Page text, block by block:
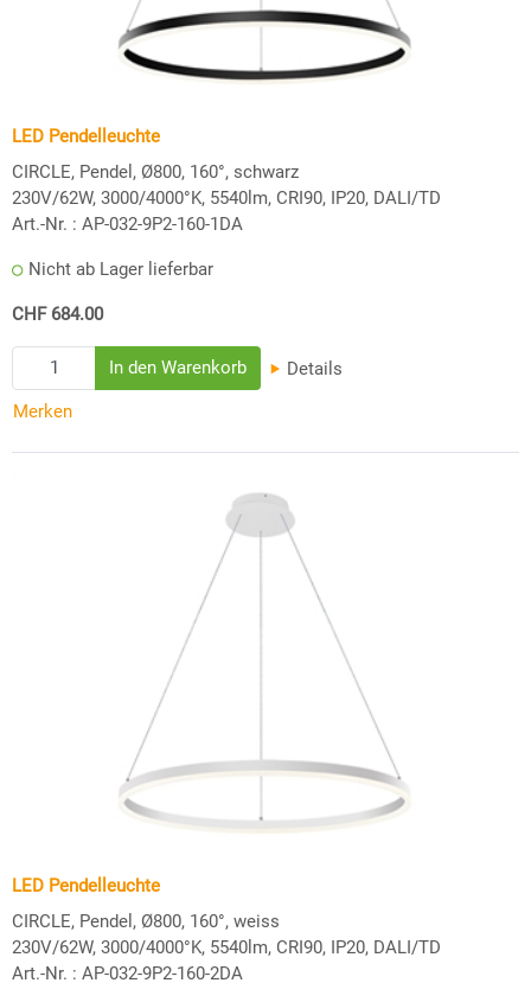
LED Pendelleuchte
CIRCLE, Pendel, Ø800, 160°, schwarz
230V/62W, 3000/4000°K, 5540lm, CRI90, IP20, DALI/TD
Art.-Nr. : AP-032-9P2-160-1DA
Nicht ab Lager lieferbar
CHF 684.00
Details
Merken
LED Pendelleuchte
CIRCLE, Pendel, Ø800, 160°, weiss
230V/62W, 3000/4000°K, 5540lm, CRI90, IP20, DALI/TD
Art.-Nr. : AP-032-9P2-160-2DA